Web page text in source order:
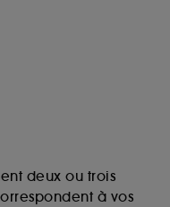
deux ou trois
à vos